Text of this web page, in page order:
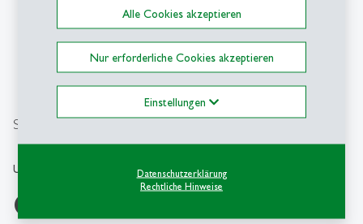
Alle Cookies akzeptieren
Nur erforderliche Cookies akzeptieren
Einstellungen
Datenschutzerklärung
Rechtliche Hinweise
Social Media
Universität St.Gallen
Müller-Friedberg-Strasse
6/8
CH-9000 St.Gallen
+41 71 224 25 61
gce-info@unisg.ch